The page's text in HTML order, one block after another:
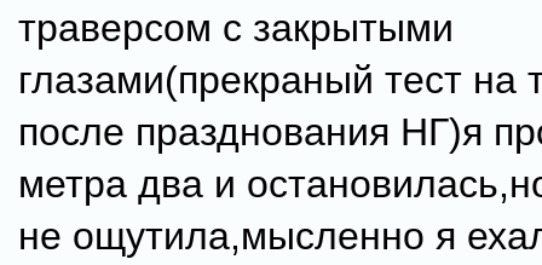
траверсом с закрытыми
глазами(прекраный тест на
после празднования НГ)я
метра два и
не ощутила,мысленно я